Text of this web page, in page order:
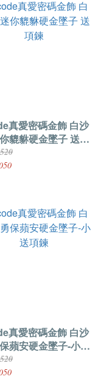
真愛密碼金飾 白沙
貔貅硬金墜子 送項
真愛密碼金飾 白沙
蘋安硬金墜子-小